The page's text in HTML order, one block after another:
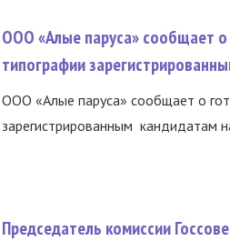
ООО «Алые паруса» сообщает о
типографии
ООО «Алые паруса» сообщает о
зарегистрированным кандидатам
Председатель комиссии